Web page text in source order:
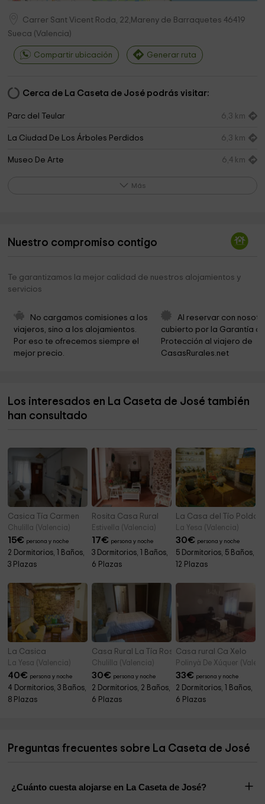
Carrer Sant Vicent Roda, 22,Mareny de Barraquetes 46419
Sueca (Valencia)
Compartir ubicación Generar ruta
Cerca de La Caseta de José podrás visitar:
Parc del Teular 6,3 km
La Ciudad De Los Árboles Perdidos 6,3 km
Museo De Arte 6,4 km
Parroquia de la Virgen Milagrosa
Museo Valenciano de la Miel 6,6 km
Ayuntamiento de Sueca
Ayuntamiento de Sueca
Iglesia de Sant Pere Apòstol
Parroquia De San Pedro Apóstol 6,8 km
CHOCOLATES COMES S.L. 6,9 km
Más
Nuestro compromiso contigo
Te garantizamos la mejor calidad de nuestros alojamientos y
servicios
No cargamos comisiones a los
viajeros, sino a los alojamientos.
Por eso te ofrecemos siempre el
mejor precio.
Al reservar con
cubierto por la Garantía
Protección al viajero de
CasasRurales.net
Los interesados en La Caseta de José también
han consultado
Casica Tía Carmen
Chulilla (Valencia)
15€ persona y noche
2 Dormitorios, 1 Baños,
3 Plazas
Rosita Casa Rural
Estivella (Valencia)
17€ persona y noche
3 Dormitorios, 1 Baños,
6 Plazas
La Casa del Tío Poldo
La Yesa (Valencia)
30€ persona y noche
5 Dormitorios, 5 Baños,
12 Plazas
La Casica
La Yesa (Valencia)
40€ persona y noche
4 Dormitorios, 3 Baños,
8 Plazas
Casa Rural La Tía Rosa
Chulilla (Valencia)
30€ persona y noche
2 Dormitorios, 2 Baños,
6 Plazas
Casa rural Ca Xelo
Polinyà De Xúquer
33€ persona y noche
2 Dormitorios, 1 Baños,
6 Plazas
Preguntas frecuentes sobre La Caseta de José
¿Cuánto cuesta alojarse en La Caseta de José?